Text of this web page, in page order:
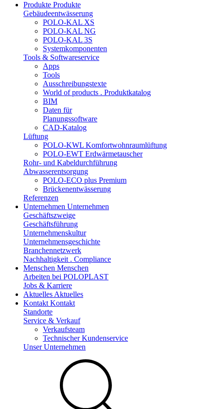
Produkte Produkte
Gebäudeentwässerung
POLO-KAL XS
POLO-KAL NG
POLO-KAL 3S
Systemkomponenten
Tools & Softwareservice
Apps
Tools
Ausschreibungstexte
World of products . Produktkatalog
BIM
Daten für
Planungssoftware
CAD-Katalog
Lüftung
POLO-KWL Komfortwohnraumlüftung
POLO-EWT Erdwärmetauscher
Rohr- und Kabeldurchführung
Abwasserentsorgung
POLO-ECO plus Premium
Brückenentwässerung
Referenzen
Unternehmen Unternehmen
Geschäftszweige
Geschäftsführung
Unternehmenskultur
Unternehmensgeschichte
Branchennetzwerk
Nachhaltigkeit . Compliance
Menschen Menschen
Arbeiten bei POLOPLAST
Jobs & Karriere
Aktuelles Aktuelles
Kontakt Kontakt
Standorte
Service & Verkauf
Verkaufsteam
Technischer Kundenservice
Unser Unternehmen